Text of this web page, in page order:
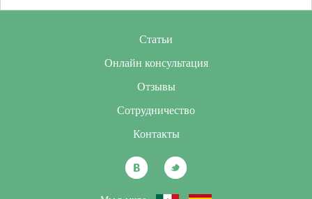
Статьи
Онлайн консультация
Отзывы
Сотрудничество
Контакты